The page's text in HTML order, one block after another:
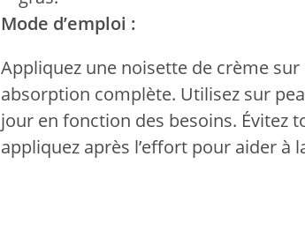
Mode d’emploi :
Appliquez une noisette de crème
absorption complète. Utilisez sur
jour en fonction des besoins. Évitez
appliquez après l’effort pour aider